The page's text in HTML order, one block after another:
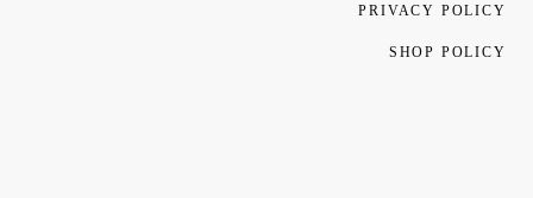
PRIVACY POLICY
SHOP POLICY